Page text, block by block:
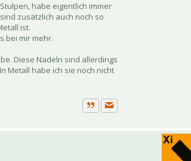
habe eigentlich immer
zusätzlich auch noch so
ist.
bei mir mehr.
Diese Nadeln sind allerdings
Metall habe ich sie noch nicht
ZitatPrivate Nachricht senden